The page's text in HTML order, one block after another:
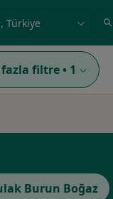
fazla filtre • 1
Burun Boğaz